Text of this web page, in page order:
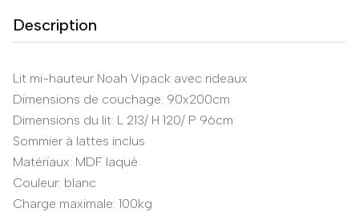
Description
Lit mi-hauteur Noah Vipack avec rideaux
Dimensions de couchage: 90x200cm
Dimensions du lit: L 213/ H 120/ P 96cm
Sommier à lattes inclus
Matériaux: MDF laqué
Couleur: blanc
Charge maximale: 100kg